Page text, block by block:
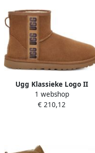
Ugg Klassieke Logo II
Kastanjebruine Suède Laars
Brown Dames
1 webshop
€ 210,12